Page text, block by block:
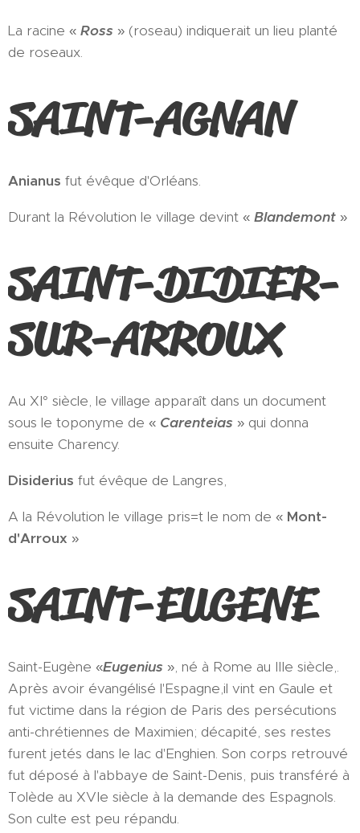
La racine « Ross » (roseau) indiquerait un lieu planté
de roseaux.
SAINT-AGNAN
Anianus fut évêque d'Orléans.
Durant la Révolution le village devint « Blandemont »
SAINT-DIDIER-
SUR-ARROUX
Au XI° siècle, le village apparaît dans un document
sous le toponyme de « Carenteias » qui donna
ensuite Charency.
Disiderius fut évêque de Langres,
A la Révolution le village pris=t le nom de « Mont-
d'Arroux »
SAINT-EUGENE
Saint-Eugène «Eugenius », né à Rome au IIIe siècle,.
Après avoir évangélisé l'Espagne,il vint en Gaule et
fut victime dans la région de Paris des persécutions
anti-chrétiennes de Maximien; décapité, ses restes
furent jetés dans le lac d'Enghien. Son corps retrouvé
fut déposé à l'abbaye de Saint-Denis, puis transféré à
Tolède au XVIe siècle à la demande des Espagnols.
Son culte est peu répandu.